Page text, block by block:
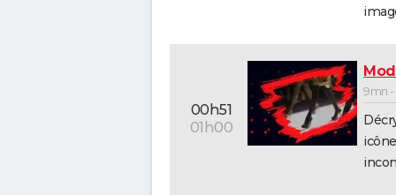
00h51
01h00
9mn